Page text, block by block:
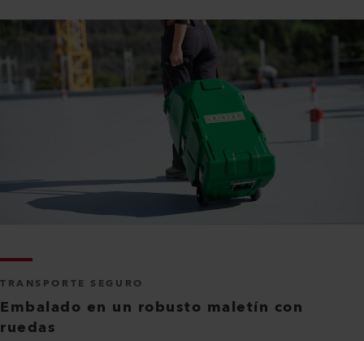
TRANSPORTE SEGURO
Embalado en un robusto maletín con
ruedas